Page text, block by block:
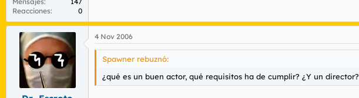
Reacciones
0
4 Nov 2006
Spawner rebuznó:
¿qué es un buen actor, qué requisitos ha de cumplir? ¿Y un director?